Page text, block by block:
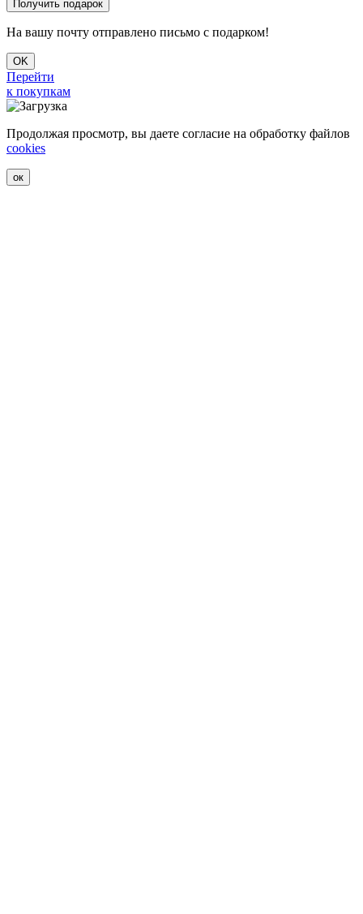
На вашу почту отправлено письмо с подарком!
OK
Перейти
к покупкам
Продолжая просмотр, вы даете согласие на обработку файлов
cookies
ок